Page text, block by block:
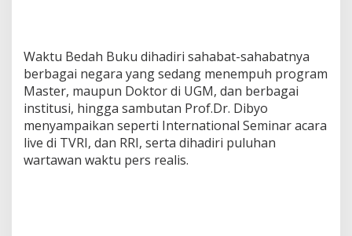
Waktu Bedah Buku dihadiri sahabat-sahabatnya
berbagai negara yang sedang menempuh program
Master, maupun Doktor di UGM, dan berbagai
institusi, hingga sambutan Prof.Dr. Dibyo
menyampaikan seperti International Seminar acara
live di TVRI, dan RRI, serta dihadiri puluhan
wartawan waktu pers realis.